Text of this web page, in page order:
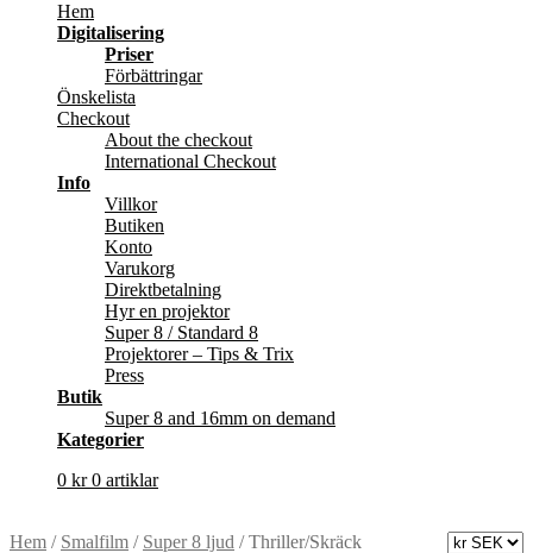
Hem
Digitalisering
Priser
Förbättringar
Önskelista
Checkout
About the checkout
International Checkout
Info
Villkor
Butiken
Konto
Varukorg
Direktbetalning
Hyr en projektor
Super 8 / Standard 8
Projektorer – Tips & Trix
Press
Butik
Super 8 and 16mm on demand
Kategorier
0 kr 0 artiklar
Hem / Smalfilm / Super 8 ljud /Thriller/Skräck